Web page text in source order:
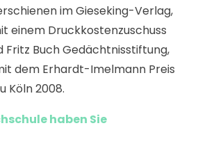
im Gieseking-Verlag,
einem Druckkostenzuschuss
Fritz Buch Gedächtnisstiftung,
dem Erhardt-Imelmann Preis
Köln 2008.
haben Sie